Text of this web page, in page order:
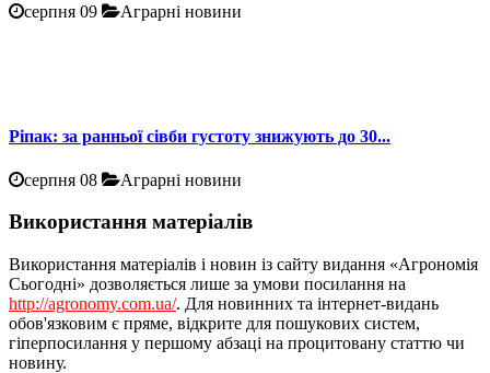
серпня 09 Аграрні новини
Ріпак: за ранньої сівби густоту знижують до 30...
серпня 08 Аграрні новини
Використання матеріалів
Використання матеріалів і новин із сайту видання «Агрономія
Сьогодні» дозволяється лише за умови посилання на
http://agronomy.com.ua/. Для новинних та інтернет-видань
обов'язковим є пряме, відкрите для пошукових систем,
гіперпосилання у першому абзаці на процитовану статтю чи
новину.